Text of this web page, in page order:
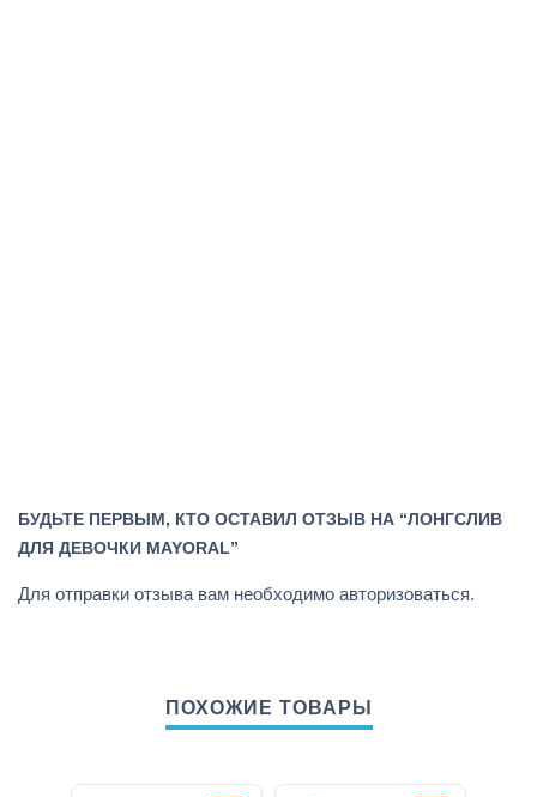
БУДЬТЕ ПЕРВЫМ, КТО ОСТАВИЛ ОТЗЫВ НА “ЛОНГСЛИВ
ДЛЯ ДЕВОЧКИ MAYORAL”
Для отправки отзыва вам необходимо авторизоваться.
ПОХОЖИЕ ТОВАРЫ